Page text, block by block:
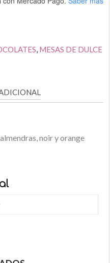
, MESAS DE DULCE
noir y orange